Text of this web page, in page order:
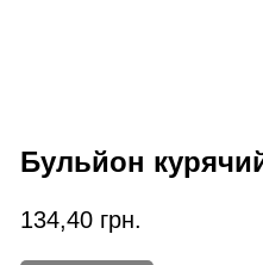
Бульйон
134,40 грн.